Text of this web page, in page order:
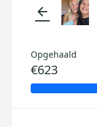
arrow_back
Opgehaald
€623